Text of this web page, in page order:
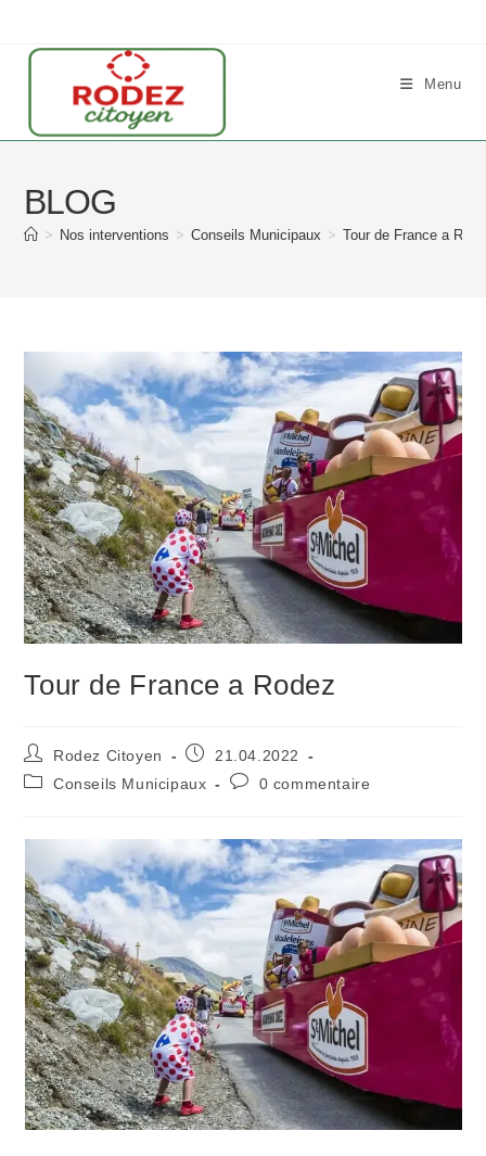
Menu
BLOG
> Nos interventions > Conseils Municipaux > Tour de France a
Tour de France a Rodez
Auteur/autrice
de
la
Rodez Citoyen
Publication
publiée :
21.04.2022
PostConseils Municipaux
Commentaires
publication :
0 commentaire